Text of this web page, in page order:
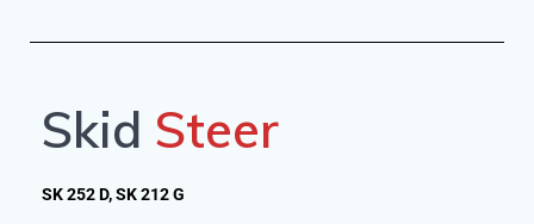
Skid Steer
SK 252 D, SK 212 G